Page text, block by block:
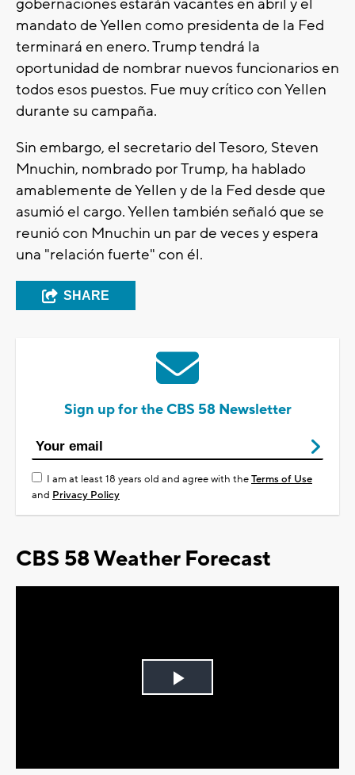
gobernaciones estarán vacantes en abril y el
mandato de Yellen como presidenta de la Fed
terminará en enero. Trump tendrá la
oportunidad de nombrar nuevos funcionarios en
todos esos puestos. Fue muy crítico con Yellen
durante su campaña.
Sin embargo, el secretario del Tesoro, Steven
Mnuchin, nombrado por Trump, ha hablado
amablemente de Yellen y de la Fed desde que
asumió el cargo. Yellen también señaló que se
reunió con Mnuchin un par de veces y espera
una "relación fuerte" con él.
SHARE
Sign up for the CBS 58 Newsletter
I am at least 18 years old and agree with theTerms of Use
and Privacy Policy
CBS 58 Weather Forecast
Play